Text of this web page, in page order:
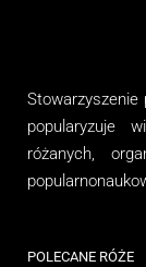
Stowarzyszenie
popularyzuje
różanych,
POLECANE RÓŻE